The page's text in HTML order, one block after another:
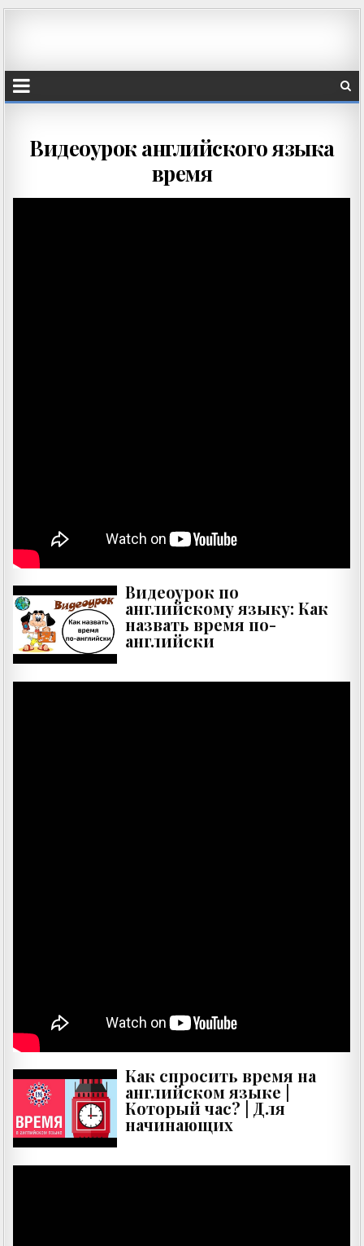
Видеоурок английского языка
время
Видеоурок по
английскому языку: Как
назвать время по-
английски
Как спросить время на
английском языке |
Который час? | Для
начинающих